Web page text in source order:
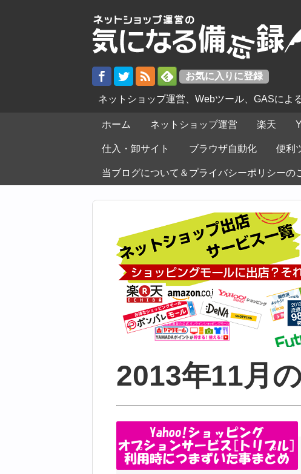
ネットショップ運営、Webツール、GASによ
ホーム ネットショップ運営 楽天
仕入・卸サイト ブラウザ自動化 便利
当ブログについて＆プライバシーポリシーの
2013年11月